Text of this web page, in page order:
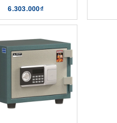
đa dạng về kích thước và kiểu
phẩm phù hợp với nhu cầu sử
khách hàng.
6.303.000₫